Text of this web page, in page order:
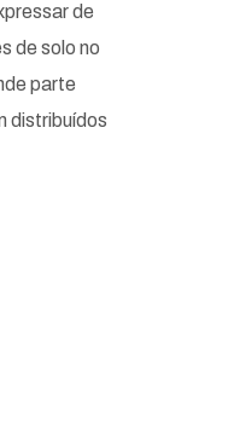
de
de solo no
parte
distribuídos